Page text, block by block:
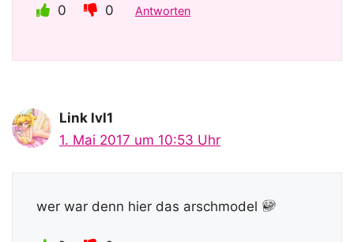
0 0 Antworten
Link lvl1
1. Mai 2017 um 10:53 Uhr
wer war denn hier das arschmodel